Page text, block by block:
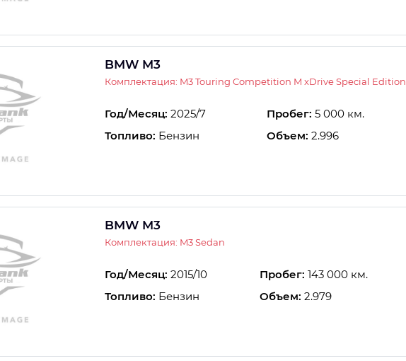
BMW M3
Комплектация: M3 Touring Competition M xDrive Special Edition
Год/Месяц: 2025/7 Пробег: 5 000 км.
Топливо: Бензин Объем: 2.996
BMW M3
Комплектация: M3 Sedan
Год/Месяц: 2015/10 Пробег: 143 000 км.
Топливо: Бензин Объем: 2.979